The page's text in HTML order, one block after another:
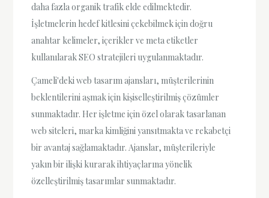
daha fazla organik trafik elde edilmektedir.
İşletmelerin hedef kitlesini çekebilmek için doğru
anahtar kelimeler, içerikler ve meta etiketler
kullanılarak SEO stratejileri uygulanmaktadır.
Çameli'deki web tasarım ajansları, müşterilerinin
beklentilerini aşmak için kişiselleştirilmiş çözümler
sunmaktadır. Her işletme için özel olarak tasarlanan
web siteleri, marka kimliğini yansıtmakta ve rekabetçi
bir avantaj sağlamaktadır. Ajanslar, müşterileriyle
yakın bir ilişki kurarak ihtiyaçlarına yönelik
özelleştirilmiş tasarımlar sunmaktadır.